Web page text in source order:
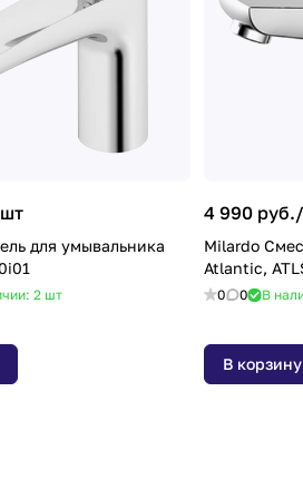
шт
для умывальника
2 шт
4 990 руб./
Milardo
Atlantic,
0 0 В
В корзину